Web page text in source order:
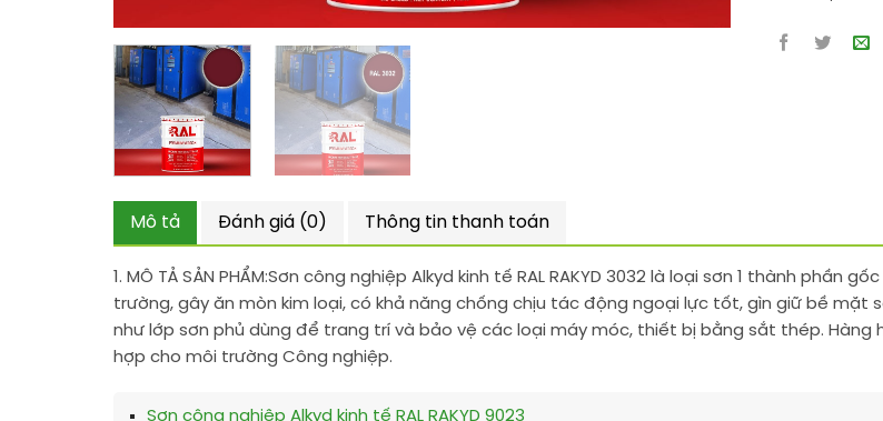
Mô tả Đánh giá (0) Thông tin thanh toán
1. MÔ TẢ SẢN PHẨM:Sơn công nghiệp Alkyd kinh tế RAL RAKYD 3032 là loại sơn 1 thành phần
trường, gây ăn mòn kim loại, có khả năng chống chịu tác động ngoại lực tốt, gìn giữ bề mặt
như lớp sơn phủ dùng để trang trí và bảo vệ các loại máy móc, thiết bị bằng sắt thép. Hàng
hợp cho môi trường Công nghiệp.
Sơn công nghiệp Alkyd kinh tế RAL RAKYD 9023